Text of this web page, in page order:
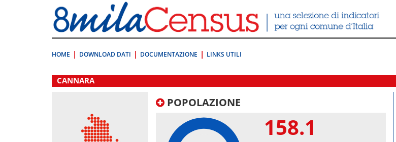
direttamente
a:
Contenuto
HOME DOWNLOAD DATI DOCUMENTAZIONE LINKS UTILI
.
CANNARA
POPOLAZIONE
158.1